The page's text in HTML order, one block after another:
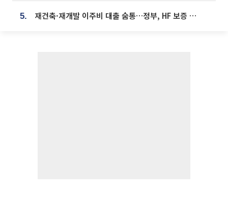
5. 재건축·재개발 이주비 대출 숨통…정부, HF 보증 신설 추진